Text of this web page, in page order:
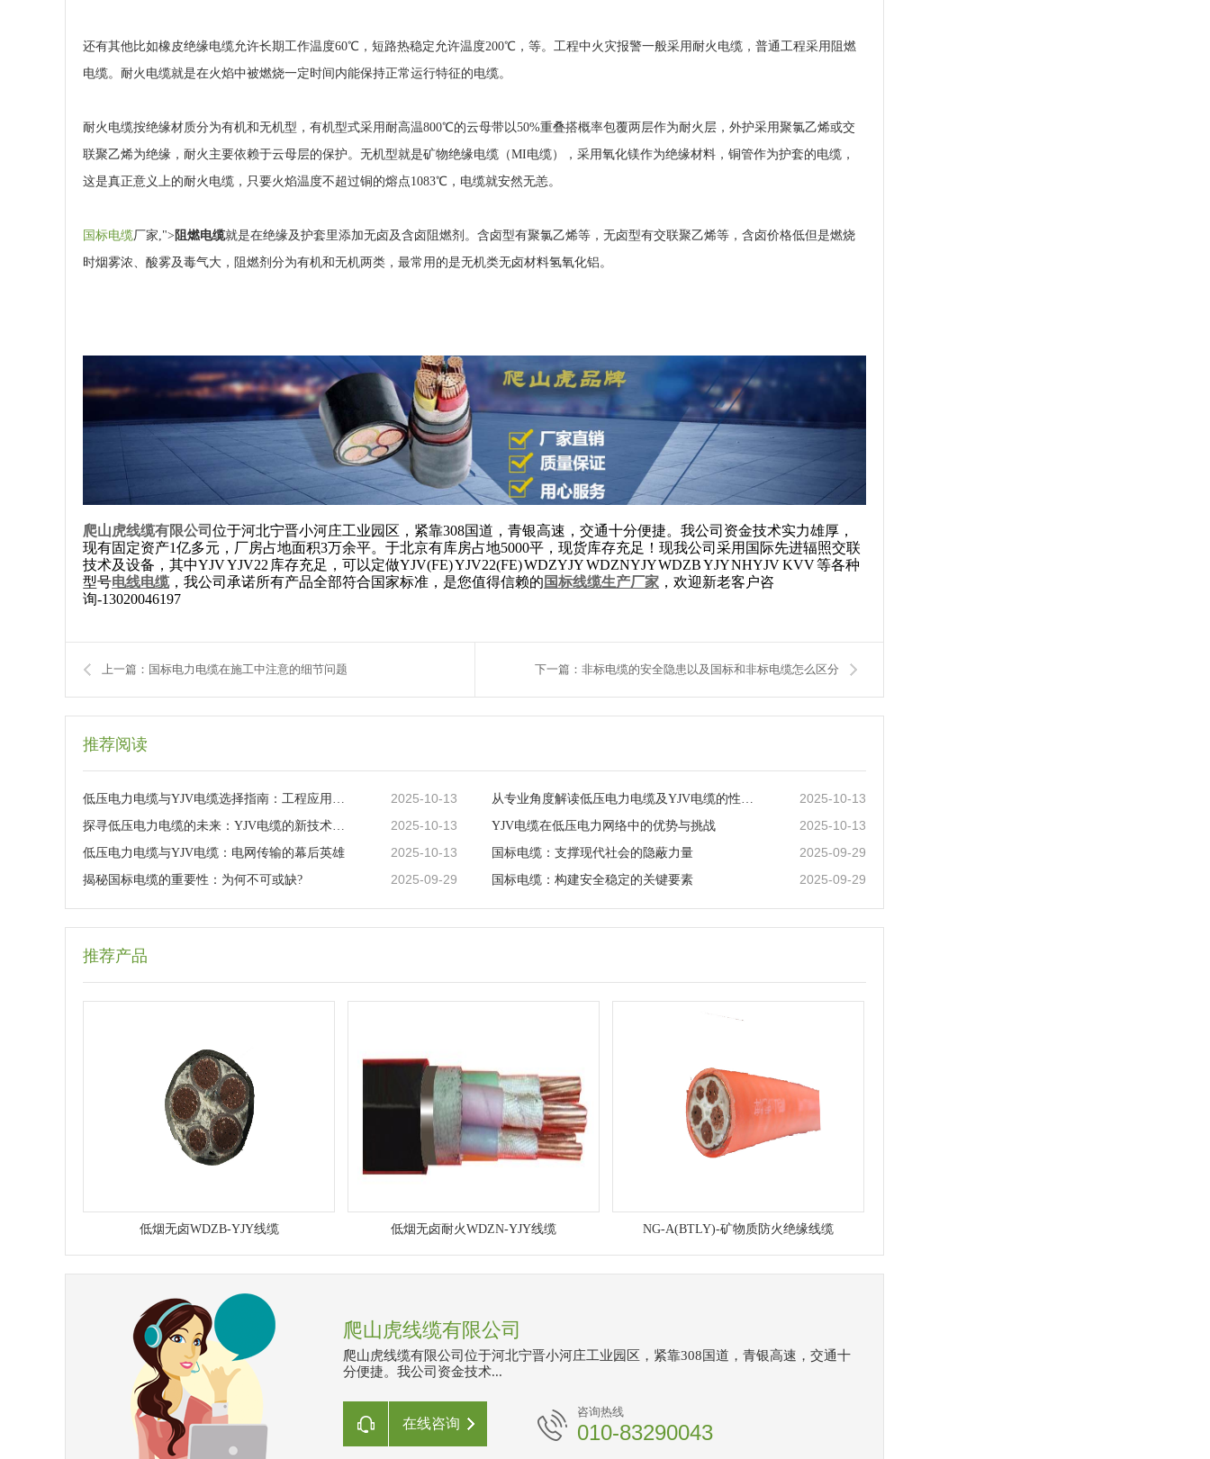
还有其他比如橡皮绝缘电缆允许长期工作温度60℃，短路热稳定允许温度200℃，等。工程中火灾报警一般采用耐火电缆，普通工程采用阻燃
电缆。耐火电缆就是在火焰中被燃烧一定时间内能保持正常运行特征的电缆。
耐火电缆按绝缘材质分为有机和无机型，有机型式采用耐高温800℃的云母带以50%重叠搭概率包覆两层作为耐火层，外护采用聚氯乙烯或交
联聚乙烯为绝缘，耐火主要依赖于云母层的保护。无机型就是矿物绝缘电缆（MI电缆），采用氧化镁作为绝缘材料，铜管作为护套的电缆，
这是真正意义上的耐火电缆，只要火焰温度不超过铜的熔点1083℃，电缆就安然无恙。
国标电缆厂家,"> 阻燃电缆就是在绝缘及护套里添加无卤及含卤阻燃剂。含卤型有聚氯乙烯等，无卤型有交联聚乙烯等，含卤价格低但是燃烧
时烟雾浓、酸雾及毒气大，阻燃剂分为有机和无机两类，最常用的是无机类无卤材料氢氧化铝。
爬山虎线缆有限公司 位于河北宁晋小河庄工业园区，紧靠308国道，青银高速，交通十分便捷。我公司资金技术实力雄厚，
现有固定资产1亿多元，厂房占地面积3万余平。于北京有库房占地5000平，现货库存充足！现我公司采用国际先进辐照交联
技术及设备，其中YJV YJV22 库存充足，可以定做YJV(FE) YJV22(FE) WDZYJY WDZNYJY WDZB YJY NHYJV KVV 等各种
型号电线电缆，我公司承诺所有产品全部符合国家标准，是您值得信赖的 国标线缆生产厂家 ，欢迎新老客户咨
询-13020046197
上一篇：国标电力电缆在施工中注意的细节问题 下一篇：非标电缆的安全隐患以及国标和非标电缆怎么区分
推荐阅读
低压电力电缆与YJV电缆选择指南：工程应用与日常维护 2025-10-13 从专业角度解读低压电力电缆及YJV电缆的性能特点 2025-10-13
探寻低压电力电缆的未来：YJV电缆的新技术革新 2025-10-13 YJV电缆在低压电力网络中的优势与挑战 2025-10-13
低压电力电缆与YJV电缆：电网传输的幕后英雄 2025-10-13 国标电缆：支撑现代社会的隐蔽力量 2025-09-29
揭秘国标电缆的重要性：为何不可或缺? 2025-09-29 国标电缆：构建安全稳定的关键要素 2025-09-29
推荐产品
低烟无卤WDZB-YJY线缆 低烟无卤耐火WDZN-YJY线缆 NG-A(BTLY)-矿物质防火绝缘线缆
爬山虎线缆有限公司
爬山虎线缆有限公司位于河北宁晋小河庄工业园区，紧靠308国道，青银高速，交通十
分便捷。我公司资金技术...
在线咨询
咨询热线
010-83290043